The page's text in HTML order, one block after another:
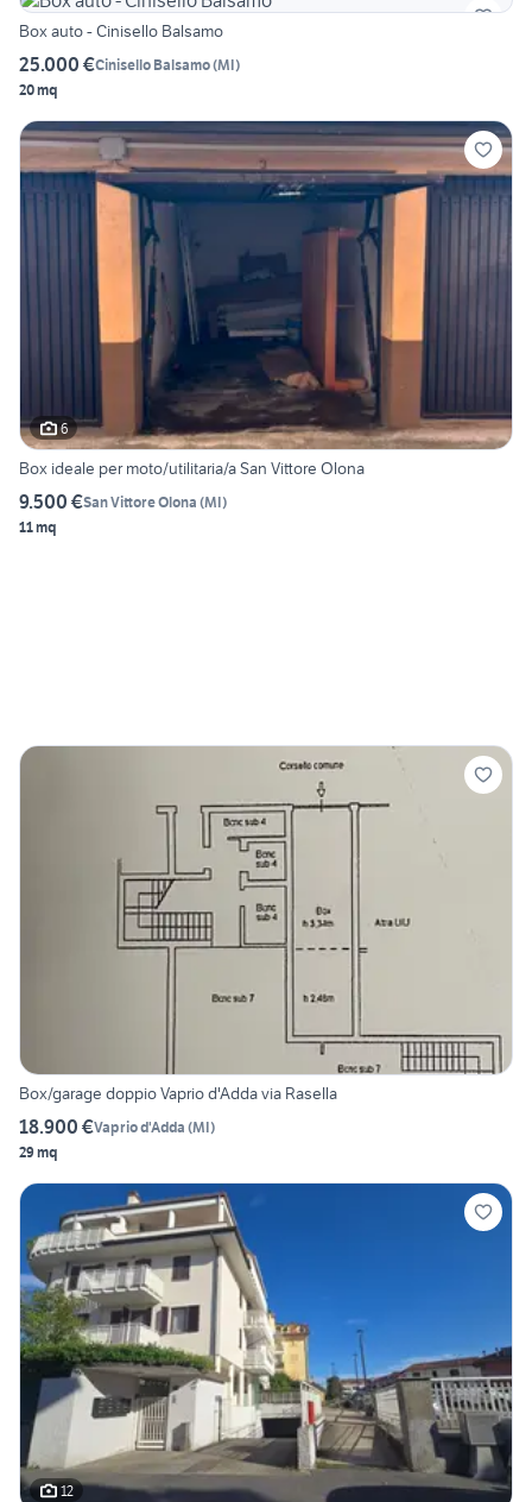
Box auto - Cinisello Balsamo
25.000 €Cinisello Balsamo(MI)
20 mq
6
Box ideale per moto/utilitaria/a San Vittore Olona
9.500 €San Vittore Olona (MI)
11 mq
Box/garage doppio Vaprio d'Adda via Rasella
18.900 €Vaprio d'Adda (MI)
29 mq
12